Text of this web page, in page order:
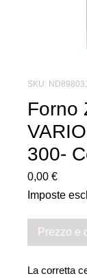
SKU:
Forno
300-
0,00 €Prezzo
Imposte
Prezzo e
La corretta